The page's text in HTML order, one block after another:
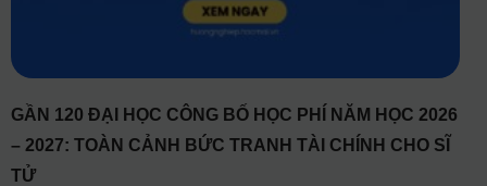
GẦN 120 ĐẠI HỌC CÔNG BỐ HỌC PHÍ NĂM HỌC 2026
– 2027: TOÀN CẢNH BỨC TRANH TÀI CHÍNH CHO SĨ
TỬ